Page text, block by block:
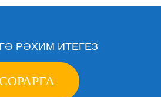
РӘХИМ ИТЕГЕЗ
СОРАРГА